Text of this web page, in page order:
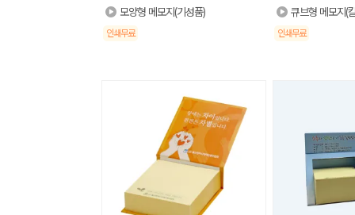
모양형 메모지(기성품)
인쇄무료
큐브형 메모지(
인쇄무료